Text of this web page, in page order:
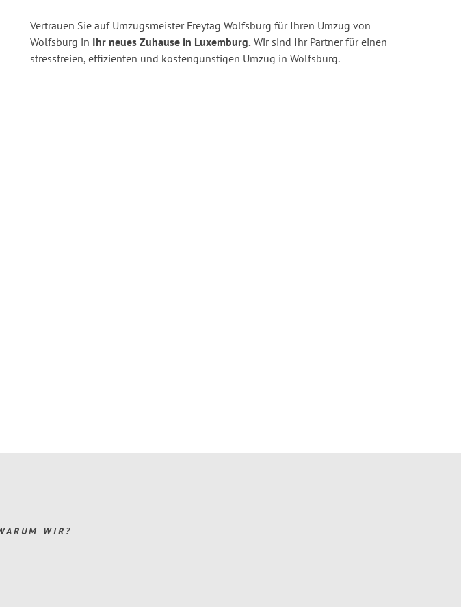
Vertrauen Sie auf Umzugsmeister Freytag Wolfsburg für Ihren Umzug von
Wolfsburg in Ihr neues Zuhause in Luxemburg. Wir sind Ihr Partner für einen
stressfreien, effizienten und kostengünstigen Umzug in Wolfsburg.
WIR?